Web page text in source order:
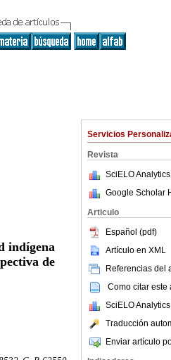
Servicios
Revista
SciELO Analytics
Google Scholar
Articulo
Español (pdf)
Artículo en XML
Referencias del
Como citar este
SciELO Analytics
Traducción
Enviar artículo
indígena
de